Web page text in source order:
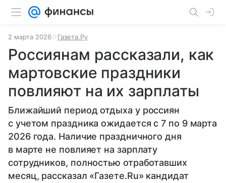
2 марта 2026 Газета.Ру
Россиянам рассказали, как
мартовские праздники
повлияют на их зарплаты
Ближайший период отдыха у россиян
с учетом праздника ожидается с 7 по 9 марта
2026 года. Наличие праздничного дня
в марте не повлияет на зарплату
сотрудников, полностью отработавших
месяц, рассказал «Газете.Ru» кандидат